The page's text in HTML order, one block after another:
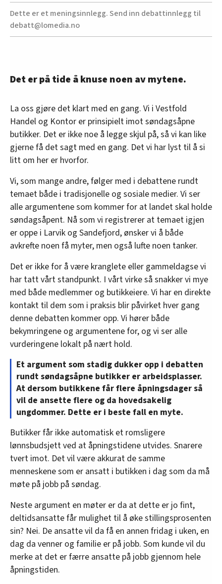
Dette er et meningsinnlegg. Send inn debattinnlegg til
debatt@lomedia.no
Det er på tide å knuse noen av mytene.
La oss gjøre det klart med en gang. Vi i Vestfold
Handel og Kontor er prinsipielt imot søndagsåpne
butikker. Det er ikke noe å legge skjul på, så vi kan like
gjerne få det sagt med en gang. Det vi har lyst til å si
litt om her er hvorfor.
Vi, som mange andre, følger med i debattene rundt
temaet både i tradisjonelle og sosiale medier. Vi ser
alle argumentene som kommer for at landet skal holde
søndagsåpent. Nå som vi registrerer at temaet igjen
er oppe i Larvik og Sandefjord, ønsker vi å både
avkrefte noen få myter, men også lufte noen tanker.
Det er ikke for å være kranglete eller gammeldagse vi
har tatt vårt standpunkt. I vårt virke så snakker vi mye
med både medlemmer og butikkeiere. Vi har en direkte
kontakt til dem som i praksis blir påvirket hver gang
denne debatten kommer opp. Vi hører både
bekymringene og argumentene for, og vi ser alle
vurderingene lokalt på nært hold.
Et argument som stadig dukker opp i debatten
rundt søndagsåpne butikker er arbeidsplasser.
At dersom butikkene får flere åpningsdager så
vil de ansette flere og da hovedsakelig
ungdommer. Dette er i beste fall en myte.
Butikker får ikke automatisk et romsligere
lønnsbudsjett ved at åpningstidene utvides. Snarere
tvert imot. Det vil være akkurat de samme
menneskene som er ansatt i butikken i dag som da må
møte på jobb på søndag.
Neste argument en møter er da at dette er jo fint,
deltidsansatte får mulighet til å øke stillingsprosenten
sin? Nei. De ansatte vil da få en annen fridag i uken, en
dag da venner og familie er på jobb. Som kunde vil du
merke at det er færre ansatte på jobb gjennom hele
åpningstiden.